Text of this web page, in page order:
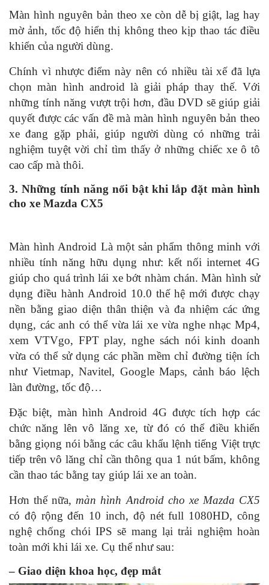
Màn hình nguyên bản theo xe còn dễ bị giật, lag hay
mờ ảnh, tốc độ hiển thị không theo kịp thao tác điều
khiển của người dùng.
Chính vì nhược điểm này nên có nhiều tài xế đã lựa
chọn màn hình android là giải pháp thay thế. Với
những tính năng vượt trội hơn, đầu DVD sẽ giúp giải
quyết được các vấn đề mà màn hình nguyên bản theo
xe đang gặp phải, giúp người dùng có những trải
nghiệm tuyệt vời chỉ tìm thấy ở những chiếc xe ô tô
cao cấp mà thôi.
3. Những tính năng nổi bật khi lắp đặt màn hình
cho xe Mazda CX5
Màn hình Android Là một sản phẩm thông minh với
nhiều tính năng hữu dụng như: kết nối internet 4G
giúp cho quá trình lái xe bớt nhàm chán. Màn hình sử
dụng điều hành Android 10.0 thế hệ mới được chạy
nền bằng giao diện thân thiện và đa nhiệm các ứng
dụng, các anh có thể vừa lái xe vừa nghe nhạc Mp4,
xem VTVgo, FPT play, nghe sách nói kinh doanh
vừa có thể sử dụng các phần mềm chỉ đường tiện ích
như Vietmap, Navitel, Google Maps, cảnh báo lệch
làn đường, tốc độ…
Đặc biệt, màn hình Android 4G được tích hợp các
chức năng lên vô lăng xe, từ đó có thể điều khiển
bằng giọng nói bằng các câu khẩu lệnh tiếng Việt trực
tiếp trên vô lăng chỉ cần thông qua 1 nút bấm, không
cần thao tác bằng tay giúp lái xe an toàn.
Hơn thế nữa, màn hình Android cho xe Mazda CX5
có độ rộng đến 10 inch, độ nét full 1080HD, công
nghệ chống chói IPS sẽ mang lại trải nghiệm hoàn
toàn mới khi lái xe. Cụ thể như sau:
– Giao diện khoa học, đẹp mắt